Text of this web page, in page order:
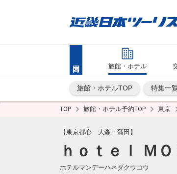
旅館・ホテル
旅館・ホテルTOP 特集一
TOP 旅館・ホテル予約TOP 東京
【東京都心 大森・蒲田】
ｈｏｔｅｌ Ｍ
ホテルマンデーハネダクウコウ